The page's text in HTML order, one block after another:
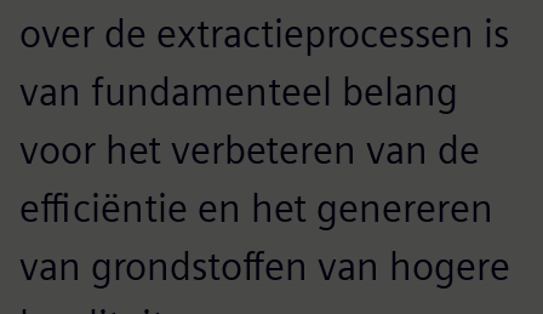
over de extractieprocessen is
van fundamenteel belang
voor het verbeteren van de
efficiëntie en het genereren
van grondstoffen van hogere